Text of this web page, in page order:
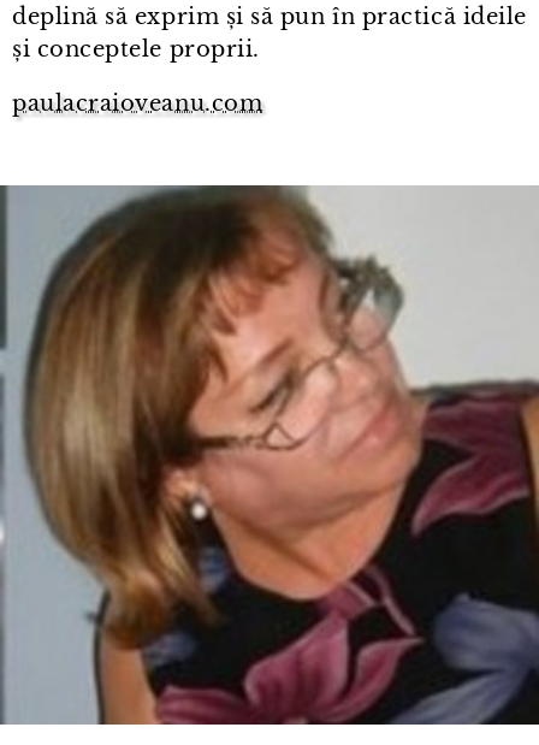
deplină să exprim și să pun în practică ideile
și conceptele proprii.
paulacraioveanu.com